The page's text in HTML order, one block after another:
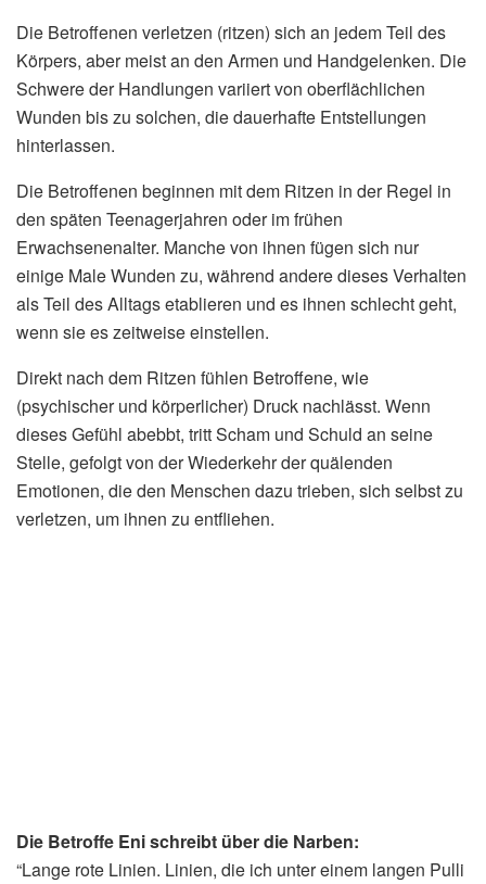
Die Betroffenen verletzen (ritzen) sich an jedem Teil des
Körpers, aber meist an den Armen und Handgelenken. Die
Schwere der Handlungen variiert von oberflächlichen
Wunden bis zu solchen, die dauerhafte Entstellungen
hinterlassen.
Die Betroffenen beginnen mit dem Ritzen in der Regel in
den späten Teenagerjahren oder im frühen
Erwachsenenalter. Manche von ihnen fügen sich nur
einige Male Wunden zu, während andere dieses Verhalten
als Teil des Alltags etablieren und es ihnen schlecht geht,
wenn sie es zeitweise einstellen.
Direkt nach dem Ritzen fühlen Betroffene, wie
(psychischer und körperlicher) Druck nachlässt. Wenn
dieses Gefühl abebbt, tritt Scham und Schuld an seine
Stelle, gefolgt von der Wiederkehr der quälenden
Emotionen, die den Menschen dazu trieben, sich selbst zu
verletzen, um ihnen zu entfliehen.
Die Betroffe Eni schreibt über die Narben:
“Lange rote Linien. Linien, die ich unter einem langen Pulli